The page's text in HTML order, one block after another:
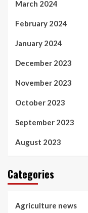
March 2024
February 2024
January 2024
December 2023
November 2023
October 2023
September 2023
August 2023
Categories
Agriculture news